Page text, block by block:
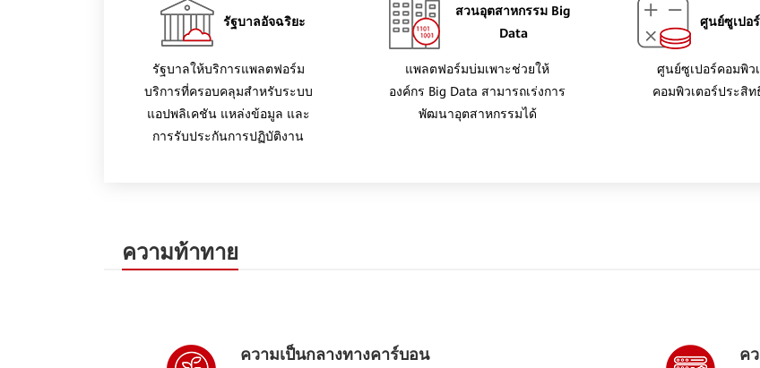
รัฐบาลอัจฉริยะ
รัฐบาลให้บริการแพลตฟอร์ม
บริการที่ครอบคลุมสำหรับระบบ
แอปพลิเคชัน แหล่งข้อมูล และ
การรับประกันการปฏิบัติงาน
สวนอุตสาหกรรม Big
Data
แพลตฟอร์มบ่มเพาะช่วยให้
องค์กร Big Data สามารถเร่งการ
พัฒนาอุตสาหกรรมได้
ศูนย์ซูเปอ
ศูนย์ซูเปอร์คอมพิว
คอมพิวเตอร์ประสิท
ความท้าทาย
ความเป็นกลางทางคาร์บอน ค